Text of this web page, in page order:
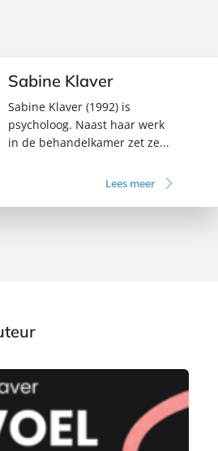
Sabine Klaver
Sabine Klaver (1992) is
psycholoog. Naast haar werk
in de behandelkamer zet ze...
Lees meer